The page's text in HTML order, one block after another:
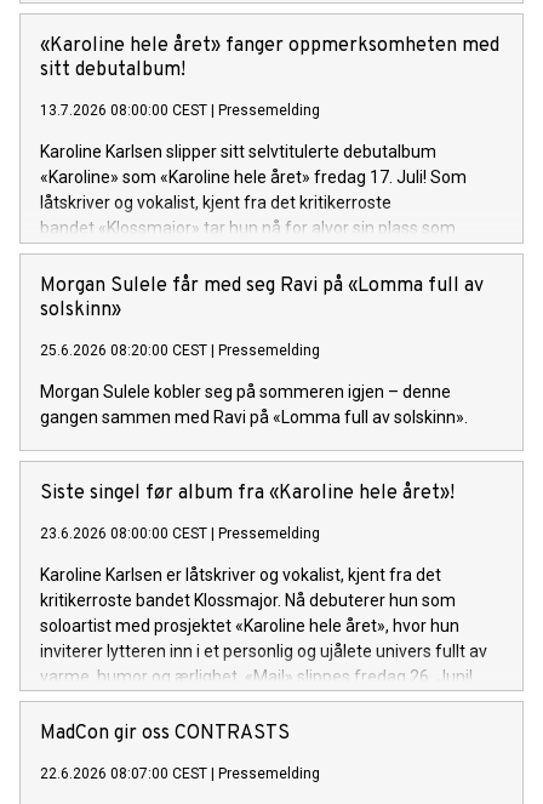
festivalsesongen med Spirefest i Ålesund.
«Karoline hele året» fanger oppmerksomheten med
sitt debutalbum!
13.7.2026 08:00:00 CEST Pressemelding
Karoline Karlsen slipper sitt selvtitulerte debutalbum
«Karoline» som «Karoline hele året» fredag 17. Juli! Som
låtskriver og vokalist, kjent fra det kritikerroste
bandet «Klossmajor» tar hun nå for alvor sin plass som
soloartist. Lytteren inviteres inn i et personlig og ujålete
univers fullt av varme, humor og ærlighet.
Morgan Sulele får med seg Ravi på «Lomma full av
solskinn»
25.6.2026 08:20:00 CEST Pressemelding
Morgan Sulele kobler seg på sommeren igjen – denne
gangen sammen med Ravi på «Lomma full av solskinn».
Siste singel før album fra «Karoline hele året»!
23.6.2026 08:00:00 CEST Pressemelding
Karoline Karlsen er låtskriver og vokalist, kjent fra det
kritikerroste bandet Klossmajor. Nå debuterer hun som
soloartist med prosjektet «Karoline hele året», hvor hun
inviterer lytteren inn i et personlig og ujålete univers fullt av
varme, humor og ærlighet. «Mail» slippes fredag 26. Juni!
MadCon gir oss CONTRASTS
22.6.2026 08:07:00 CEST Pressemelding